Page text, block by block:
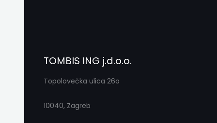
TOMBIS ING j.d.o.o.
Topolovečka ulica 26a
10040, Zagreb